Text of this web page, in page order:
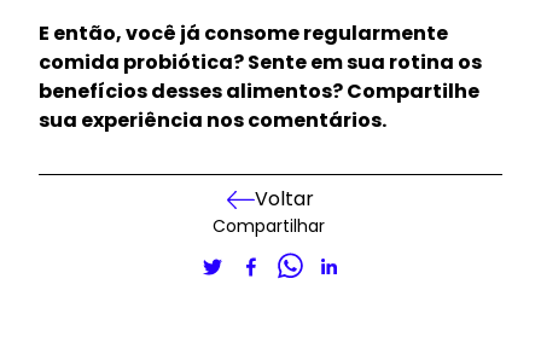
E então, você já consome regularmente
comida probiótica? Sente em sua rotina os
benefícios desses alimentos? Compartilhe
sua experiência nos comentários.
Voltar
Compartilhar